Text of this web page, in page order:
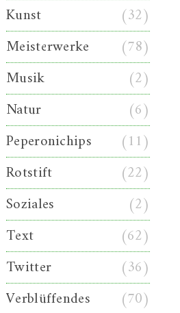
Kunst
(32)
Meisterwerke
(78)
Musik
(2)
Natur
(6)
Peperonichips
(11)
Rotstift
(22)
Soziales
(2)
Text
(62)
Twitter
(36)
Verblüffendes
(70)